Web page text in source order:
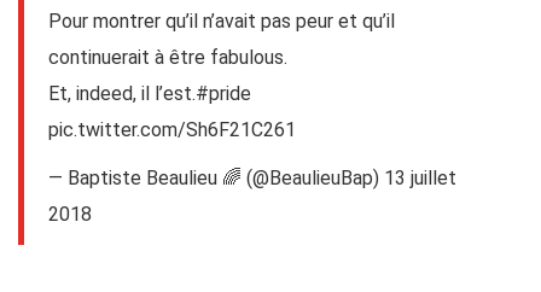
Pour montrer qu’il n’avait pas peur et qu’il
continuerait à être fabulous.
Et, indeed, il l’est.#pride
pic.twitter.com/Sh6F21C261
— Baptiste Beaulieu 🌈 (@BeaulieuBap) 13 juillet
2018